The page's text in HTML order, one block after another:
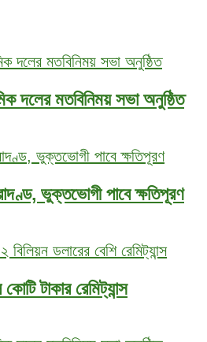
দলের মতবিনিময় সভা অনুষ্ঠিত
ভুক্তভোগী পাবে ক্ষতিপূরণ
টাকার রেমিট্যান্স